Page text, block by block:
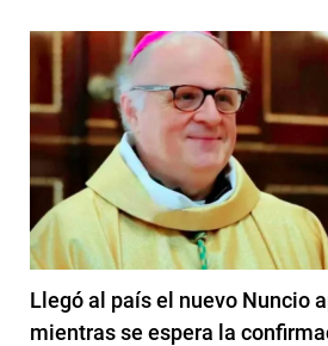
Llegó al país el nuevo Nuncio
mientras se espera la